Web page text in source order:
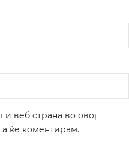
и веб страна во овој
ќе коментирам.